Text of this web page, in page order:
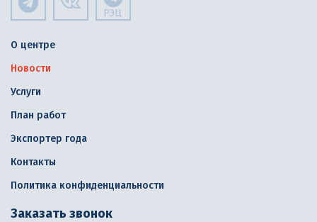
РЭЦ
О центре
Новости
Услуги
План работ
Экспортер года
Контакты
Политика конфиденциальности
Заказать звонок